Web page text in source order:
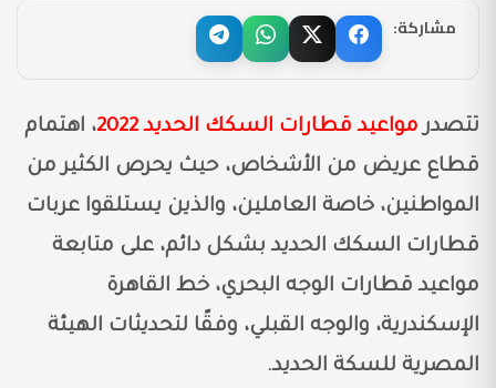
مشاركة:
تتصدرمواعيد قطارات السكك الحديد 2022
، اهتمام
قطاع عريض من الأشخاص، حيث يحرص الكثير من
المواطنين، خاصة العاملين، والذين يستلقوا عربات
قطارات السكك الحديد بشكل دائم، على متابعة
مواعيد قطارات الوجه البحري، خط القاهرة
الإسكندرية، والوجه القبلي، وفقًا لتحديثات الهيئة
المصرية للسكة الحديد.